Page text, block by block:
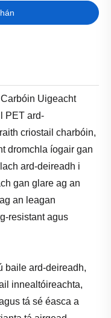
Uigeacht
PET ard-
criostail charbóin,
dromchla íogair gan
ard-deireadh i
gan glare ag an
an leagan
resistant agus
baile ard-deireadh,
innealtóireachta,
tá sé éasca a